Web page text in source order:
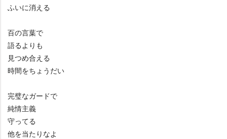
ふいに消える
百の言葉で
語るよりも
見つめ合える
時間をちょうだい
完璧なガードで
純情主義
守ってる
他を当たりなよ